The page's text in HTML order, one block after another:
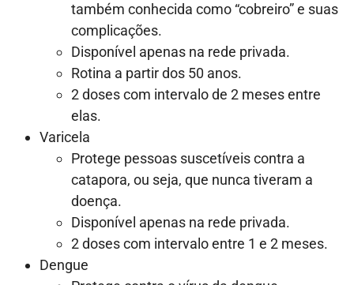
também conhecida como “cobreiro” e suas
complicações.
Disponível apenas na rede privada.
Rotina a partir dos 50 anos.
2 doses com intervalo de 2 meses entre
elas.
Varicela
Protege pessoas suscetíveis contra a
catapora, ou seja, que nunca tiveram a
doença.
Disponível apenas na rede privada.
2 doses com intervalo entre 1 e 2 meses.
Dengue